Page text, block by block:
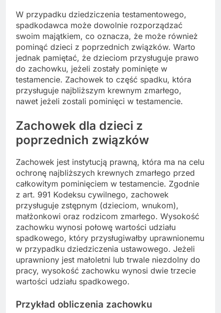
W przypadku dziedziczenia testamentowego,
spadkodawca może dowolnie rozporządzać
swoim majątkiem, co oznacza, że może również
pominąć dzieci z poprzednich związków. Warto
jednak pamiętać, że dzieciom przysługuje prawo
do zachowku, jeżeli zostały pominięte w
testamencie. Zachowek to część spadku, która
przysługuje najbliższym krewnym zmarłego,
nawet jeżeli zostali pominięci w testamencie.
Zachowek dla dzieci z
poprzednich związków
Zachowek jest instytucją prawną, która ma na celu
ochronę najbliższych krewnych zmarłego przed
całkowitym pominięciem w testamencie. Zgodnie
z art. 991 Kodeksu cywilnego, zachowek
przysługuje zstępnym (dzieciom, wnukom),
małżonkowi oraz rodzicom zmarłego. Wysokość
zachowku wynosi połowę wartości udziału
spadkowego, który przysługiwałby uprawnionemu
w przypadku dziedziczenia ustawowego. Jeżeli
uprawniony jest małoletni lub trwale niezdolny do
pracy, wysokość zachowku wynosi dwie trzecie
wartości udziału spadkowego.
Przykład obliczenia zachowku